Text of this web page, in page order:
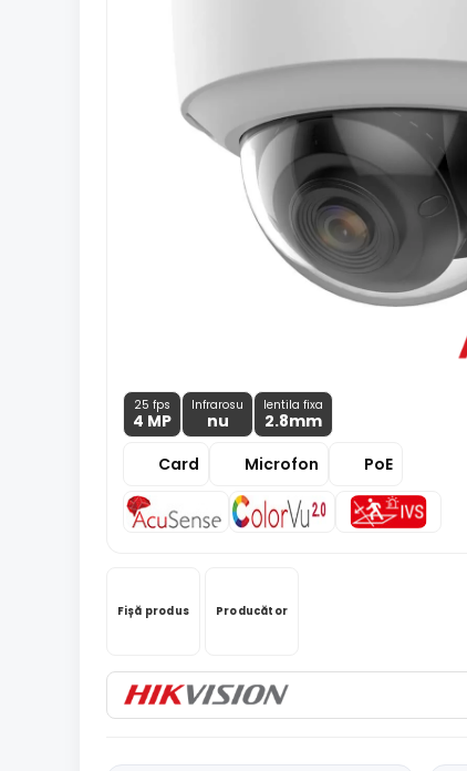
25 fps
4 MP
Infrarosu
nu
lentila fixa
2.8mm
Card
Microfon PoE
Fișă produs Producător